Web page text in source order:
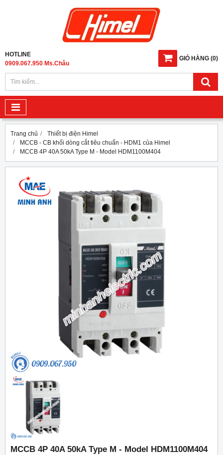
GIỎ HÀNG (0)
HOTLINE
0909.067.950 Ms.Châu
Trang chủ
Thiết bị điện Himel
MCCB - CB khối dòng cắt tiêu chuẩn - HDM1 của Himel
MCCB 4P 40A 50kA Type M - Model HDM1100M404
MCCB 4P 40A 50kA Type M - Model HDM1100M404